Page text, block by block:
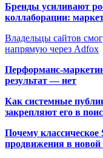
Бренды усиливают
коллаборации:
Владельцы сайтов
напрямую через Adfox
Перформанс-
результат — нет
Как системные
закрепляют его в
Почему классическое
продвижения в новой